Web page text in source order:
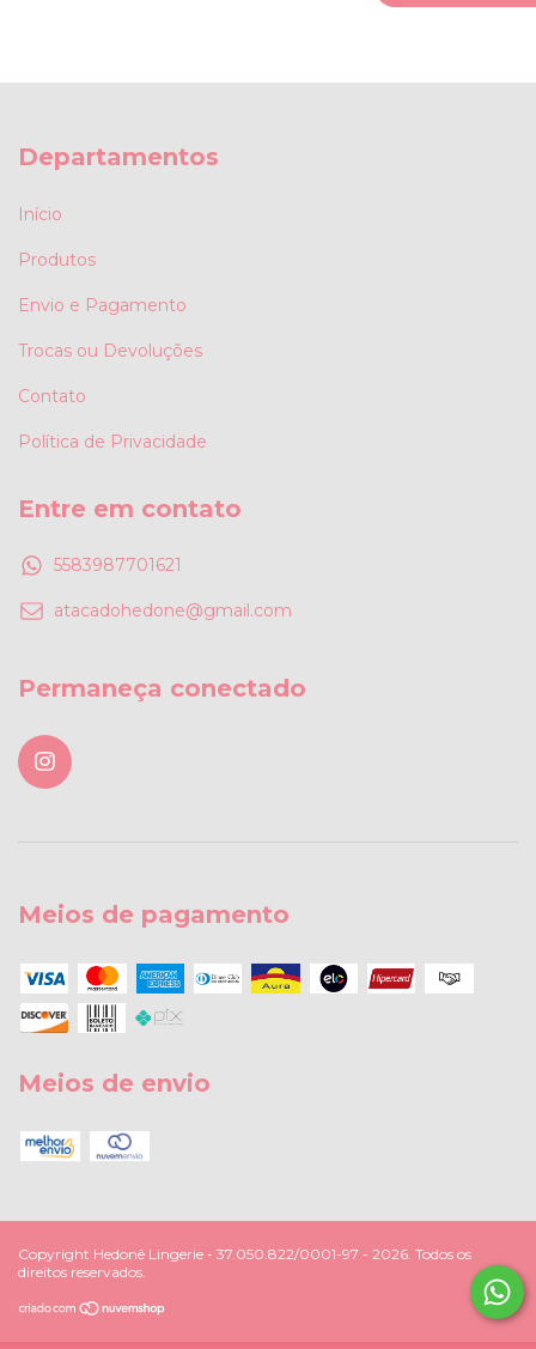
Departamentos
Início
Produtos
Envio e Pagamento
Trocas ou Devoluções
Contato
Política de Privacidade
Entre em contato
5583987701621
atacadohedone@gmail.com
Permaneça conectado
Meios de pagamento
Meios de envio
Copyright Hedonê Lingerie - 37.050.822/0001-97 - 2026. Todos os
direitos reservados.